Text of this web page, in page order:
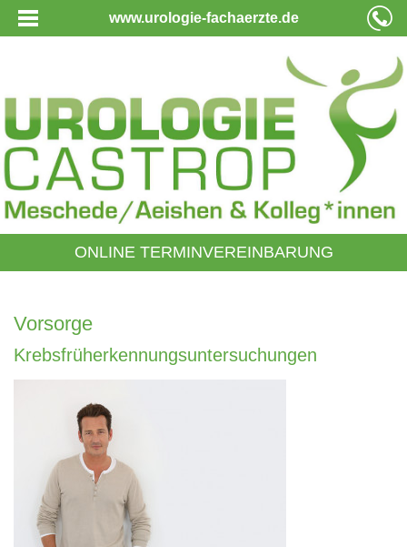
www.urologie-fachaerzte.de
ONLINE TERMINVEREINBARUNG
Vorsorge
Krebsfrüherkennungsuntersuchungen